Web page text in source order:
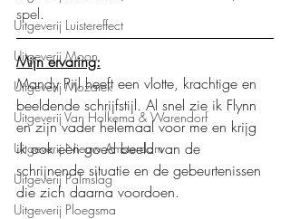
Uitgeverij Luistereffect
Uitgeverij Moon
Uitgeverij Mozaïek
Uitgeverij Van Holkema & Warendorf
Uitgeverij Nieuw Amsterdam
Uitgeverij Palmslag
Uitgeverij Ploegsma
spel.
Mijn ervaring:
Mandy Pijl heeft een vlotte, krachtige en
beeldende schrijfstijl. Al snel zie ik Flynn
en zijn vader helemaal voor me en krijg
ik ook een goed beeld van de
schrijnende situatie en de gebeurtenissen
die zich daarna voordoen.